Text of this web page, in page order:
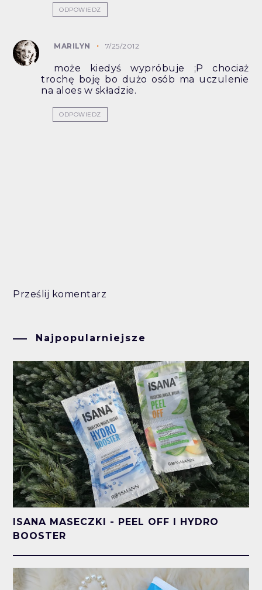
ODPOWIEDZ
MARILYN 7/25/2012
może kiedyś wypróbuje ;P chociaż
trochę boję bo dużo osób ma uczulenie
na aloes w składzie.
ODPOWIEDZ
Prześlij komentarz
Najpopularniejsze
ISANA MASECZKI - PEEL OFF I HYDRO
BOOSTER